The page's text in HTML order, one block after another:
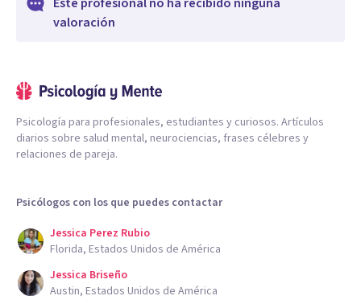
valoración
Psicología para profesionales, estudiantes y curiosos. Artículos
diarios sobre salud mental, neurociencias, frases célebres y
relaciones de pareja.
Psicólogos con los que puedes contactar
Jessica Perez Rubio
Florida, Estados Unidos de América
Jessica Briseño
Austin, Estados Unidos de América